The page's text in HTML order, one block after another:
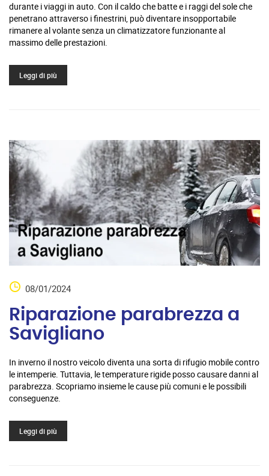
durante i viaggi in auto. Con il caldo che batte e i raggi del sole che
penetrano attraverso i finestrini, può diventare insopportabile
rimanere al volante senza un climatizzatore funzionante al
massimo delle prestazioni.
Leggi di più
08/01/2024
Riparazione parabrezza a
Savigliano
In inverno il nostro veicolo diventa una sorta di rifugio mobile contro
le intemperie. Tuttavia, le temperature rigide posso causare danni al
parabrezza. Scopriamo insieme le cause più comuni e le possibili
conseguenze.
Leggi di più